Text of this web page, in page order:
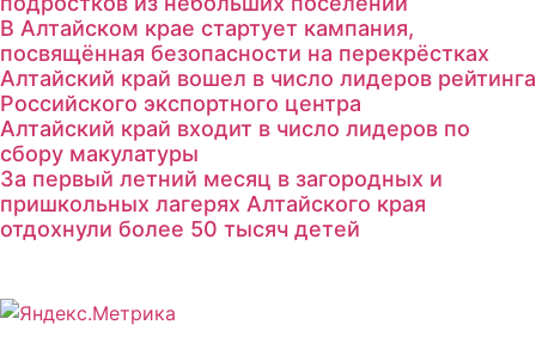
В Алтайском крае стартует кампания,
посвящённая безопасности на перекрёстках
Алтайский край вошел в число лидеров рейтинга
Российского экспортного центра
Алтайский край входит в число лидеров по
сбору макулатуры
За первый летний месяц в загородных и
пришкольных лагерях Алтайского края
отдохнули более 50 тысяч детей